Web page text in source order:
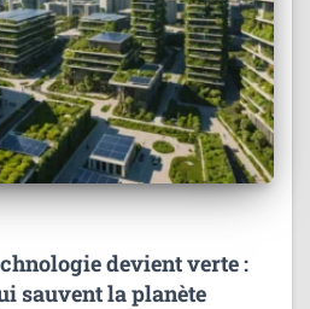
devient verte :
sauvent la planète